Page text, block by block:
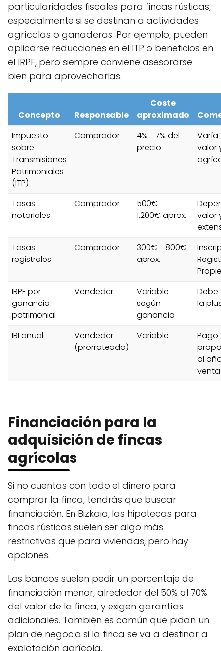
particularidades fiscales para fincas rústicas,
especialmente si se destinan a actividades
agrícolas o ganaderas. Por ejemplo, pueden
aplicarse reducciones en el ITP o beneficios en
el IRPF, pero siempre conviene asesorarse
bien para aprovecharlas.
Concepto Responsable
Coste
aproximado
Impuesto
sobre
Transmisiones
Patrimoniales
(ITP)
Comprador
4% - 7% del
precio
Varía
valor
Tasas
notariales
Comprador
500€ -
1.200€ aprox.
valor
Tasas
registrales
Comprador
300€ - 800€
aprox.
IRPF por
ganancia
patrimonial
Vendedor
Variable
según
ganancia
Debe
la
IBI anual
Vendedor
(prorrateado)
Variable
Pago
al
venta
Financiación para la
adquisición de fincas
agrícolas
Si no cuentas con todo el dinero para
comprar la finca, tendrás que buscar
financiación. En Bizkaia, las hipotecas para
fincas rústicas suelen ser algo más
restrictivas que para viviendas, pero hay
opciones.
Los bancos suelen pedir un porcentaje de
financiación menor, alrededor del 50% al 70%
del valor de la finca, y exigen garantías
adicionales. También es común que pidan un
plan de negocio si la finca se va a destinar a
explotación agrícola.